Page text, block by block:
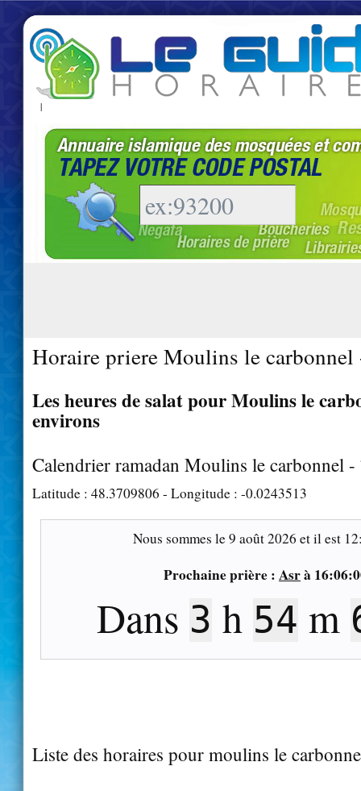
|
Horaire priere Moulins le carbonnel
Les heures de salat pour Moulins le
environs
Calendrier ramadan Moulins le carbonnel
Latitude : 48.3709806 - Longitude : -0.0243513
Nous sommes le9 août 2026 et il est
Prochaine prière : Asrà
Dans 3 h 54 m
Liste des horaires pour moulins le